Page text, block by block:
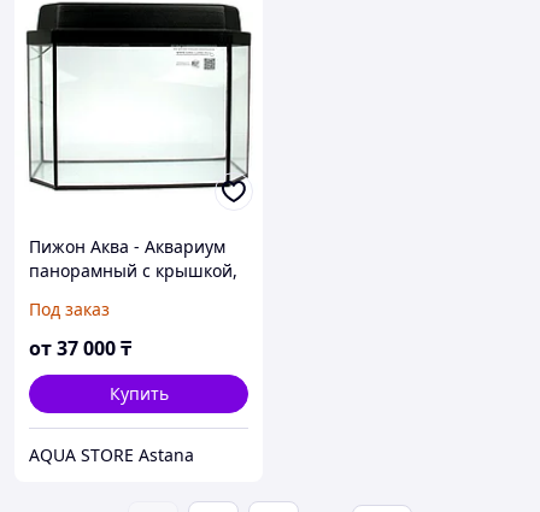
Пижон Аква - Аквариум
панорамный с крышкой,
см
Под заказ
от37 000₸
Купить
AQUA STORE Astana